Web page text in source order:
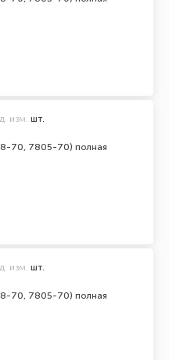
70, 7805-70) полная
изм. шт.
70, 7805-70) полная
изм. шт.